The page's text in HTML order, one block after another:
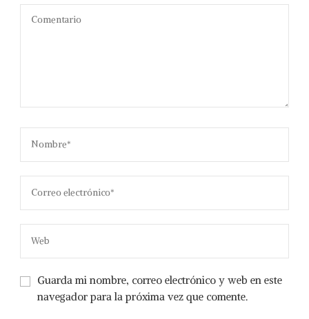
Guarda mi nombre, correo electrónico y web en este
navegador para la próxima vez que comente.